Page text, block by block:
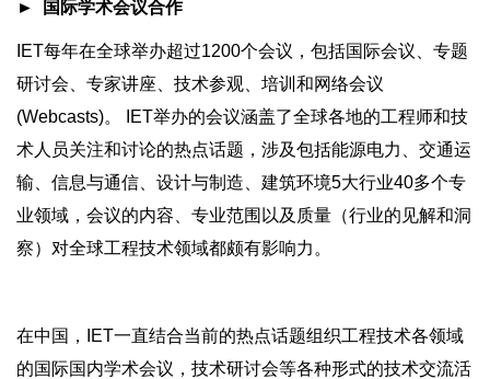
► 国际学术会议合作
IET每年在全球举办超过1200个会议，包括国际会议、专题
研讨会、专家讲座、技术参观、培训和网络会议
(Webcasts)。 IET举办的会议涵盖了全球各地的工程师和技
术人员关注和讨论的热点话题，涉及包括能源电力、交通运
输、信息与通信、设计与制造、建筑环境5大行业40多个专
业领域，会议的内容、专业范围以及质量（行业的见解和洞
察）对全球工程技术领域都颇有影响力。
在中国，IET一直结合当前的热点话题组织工程技术各领域
的国际国内学术会议，技术研讨会等各种形式的技术交流活